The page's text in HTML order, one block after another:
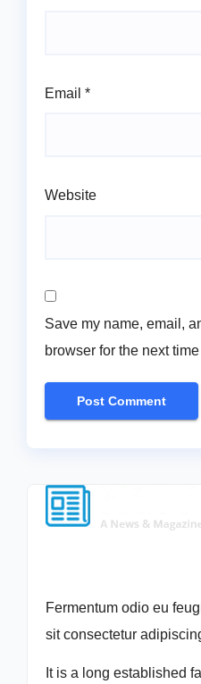
Email *
Website
Save my name, email,
browser for the next
Fermentum odio eu
sit consectetur
It is a long established